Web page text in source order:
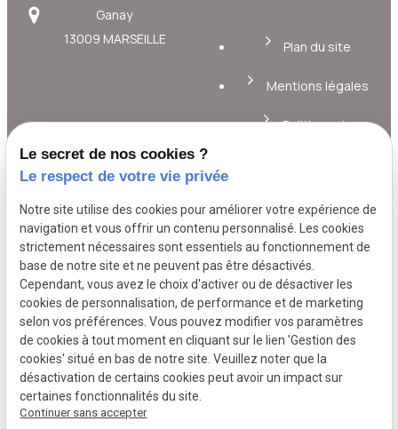
Ganay
13009 MARSEILLE
Plan du site
Mentions légales
Politique de
A propos
TELLINI Alexia, votre ostéopathe de
confiance à Marseille. Des soins d'excellence
pour votre bien-être.
Le secret de nos cookies ?
Le respect de votre vie privée
Notre site utilise des cookies pour améliorer votre expérience de
navigation et vous offrir un contenu personnalisé. Les cookies
strictement nécessaires sont essentiels au fonctionnement de
base de notre site et ne peuvent pas être désactivés.
Cependant, vous avez le choix d'activer ou de désactiver les
cookies de personnalisation, de performance et de marketing
selon vos préférences. Vous pouvez modifier vos paramètres
de cookies à tout moment en cliquant sur le lien 'Gestion des
cookies' situé en bas de notre site. Veuillez noter que la
désactivation de certains cookies peut avoir un impact sur
certaines fonctionnalités du site.
Continuer sans accepter